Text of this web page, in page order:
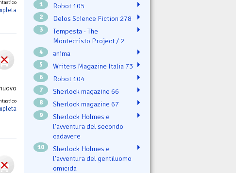
1 Robot 105
2 Delos Science Fiction 278
3
Tempesta - The
Montecristo Project / 2
4 ənima
5 Writers Magazine Italia 73
6 Robot 104
7 Sherlock magazine 66
8 Sherlock magazine 67
9
Sherlock Holmes e
l'avventura del secondo
cadavere
10
Sherlock Holmes e
l’avventura del gentiluomo
omicida